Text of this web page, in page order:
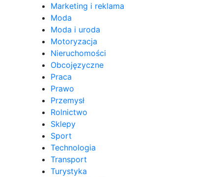
Marketing i reklama
Moda
Moda i uroda
Motoryzacja
Nieruchomości
Obcojęzyczne
Praca
Prawo
Przemysł
Rolnictwo
Sklepy
Sport
Technologia
Transport
Turystyka